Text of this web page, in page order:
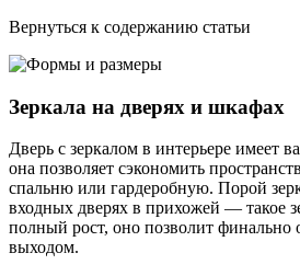
Вернуться к содержанию статьи
Зеркала на дверях и шкафах
Дверь с зеркалом в интерьере имеет
она позволяет сэкономить
спальню или гардеробную. Порой
входных дверях в прихожей — такое
полный рост, оно позволит финально
выходом.